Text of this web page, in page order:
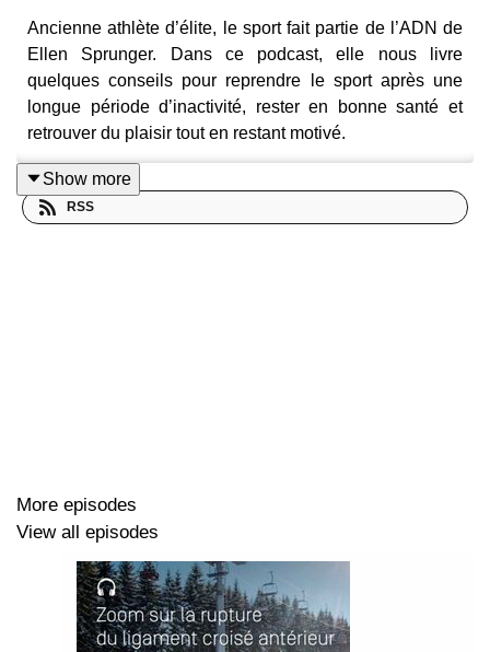
Ancienne athlète d’élite, le sport fait partie de l’ADN de
Ellen Sprunger. Dans ce podcast, elle nous livre
quelques conseils pour reprendre le sport après une
longue période d’inactivité, rester en bonne santé et
retrouver du plaisir tout en restant motivé.
Show more
RSS
More episodes
View all episodes